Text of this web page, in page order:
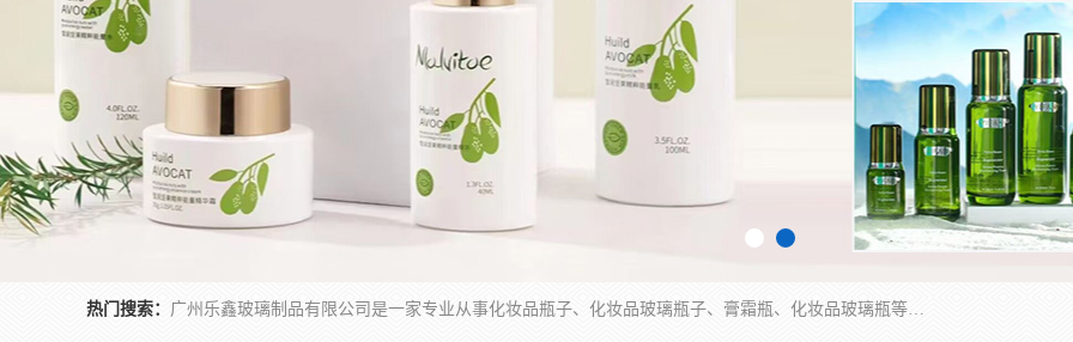
热门搜索： 广州乐鑫玻璃制品有限公司是一家专业从事化妆品瓶子、化妆品玻璃瓶子、膏霜瓶、化妆品玻璃瓶等产品的集开发研制、生产、销售于一体的实业型玻璃制品生产企业。产品从设计、开模、试样、生产、蒙砂、抛光、喷涂、高低温单色及多色印刷，烫金（银）到交货实现一条龙服务。